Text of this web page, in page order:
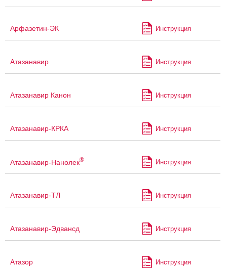
Арфазетин-ЭК Инструкция
Атазанавир Инструкция
Атазанавир Канон Инструкция
Атазанавир-КРКА Инструкция
Атазанавир-Нанолек® Инструкция
Атазанавир-ТЛ Инструкция
Атазанавир-Эдвансд Инструкция
Атазор Инструкция